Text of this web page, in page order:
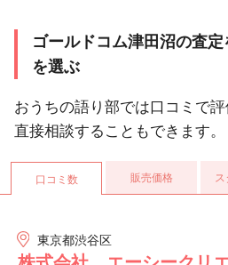
ゴールドコム津田沼の査
を選ぶ
おうちの語り部では口コミで
直接相談することもできます。
口コミ数 販売価格
東京都渋谷区